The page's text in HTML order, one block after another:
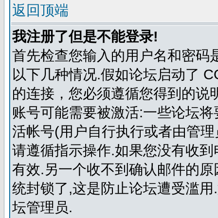
返回顶端
我注册了但是不能登录!
首先检查您输入的用户名和密码
以下几种情况.假如论坛启动了
的连接，您必须遵循您得到的说
账号可能需要被激活:一些论坛
活帐号(用户自行执行或者由管
请遵循指示操作.如果您没有收
有效.另一个收不到确认邮件的
统封锁了,这是防止论坛遭受滥
坛管理员.